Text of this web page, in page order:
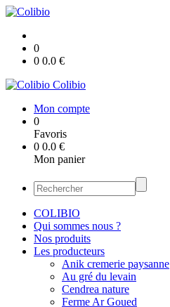
0
0 0.0 €
Colibio
Mon compte
0
Favoris
0 0.0 €
Mon panier
COLIBIO
Qui sommes nous ?
Nos produits
Les producteurs
Anik cremerie paysanne
Au gré du levain
Cendrea nature
Ferme Ar Goued